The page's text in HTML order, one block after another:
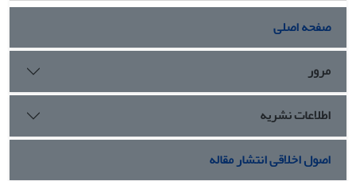
صفحه اصلی
مرور
اطلاعات نشریه
اصول اخلاقی انتشار مقاله